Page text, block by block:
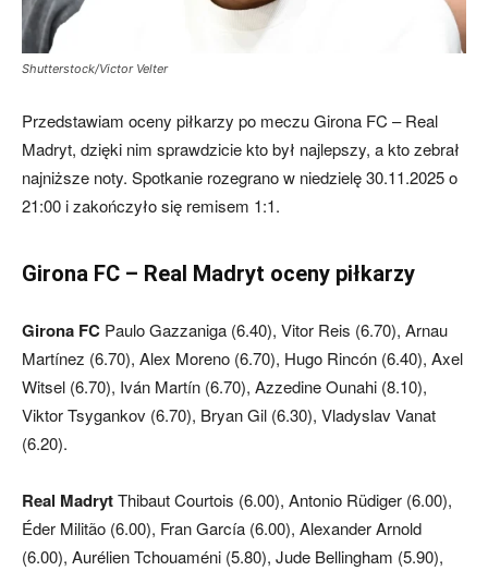
Shutterstock/Victor Velter
Przedstawiam oceny piłkarzy po meczu Girona FC – Real
Madryt, dzięki nim sprawdzicie kto był najlepszy, a kto zebrał
najniższe noty. Spotkanie rozegrano w niedzielę 30.11.2025 o
21:00 i zakończyło się remisem 1:1.
Girona FC – Real Madryt oceny piłkarzy
Girona FC Paulo Gazzaniga (6.40), Vitor Reis (6.70), Arnau
Martínez (6.70), Alex Moreno (6.70), Hugo Rincón (6.40), Axel
Witsel (6.70), Iván Martín (6.70), Azzedine Ounahi (8.10),
Viktor Tsygankov (6.70), Bryan Gil (6.30), Vladyslav Vanat
(6.20).
Real MadrytThibaut Courtois (6.00), Antonio Rüdiger (6.00),
Éder Militão (6.00), Fran García (6.00), Alexander Arnold
(6.00), Aurélien Tchouaméni (5.80), Jude Bellingham (5.90),